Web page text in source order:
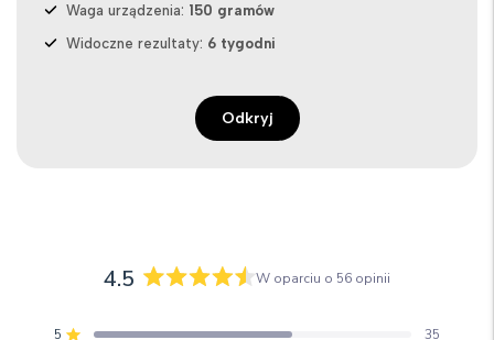
Waga urządzenia: 150 gramów
Widoczne rezultaty: 6 tygodni
Odkryj
4.5 W oparciu o 56 opinii
5 35